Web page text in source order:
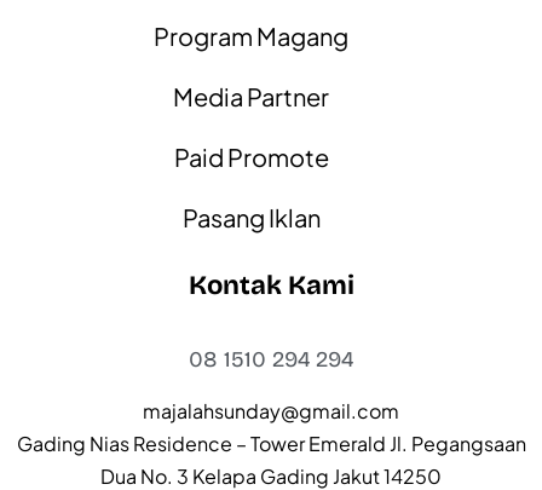
Program Magang
Media Partner
Paid Promote
Pasang Iklan
Kontak Kami
08 1510 294 294
majalahsunday@gmail.com
Gading Nias Residence – Tower Emerald Jl. Pegangsaan
Dua No. 3 Kelapa Gading Jakut 14250